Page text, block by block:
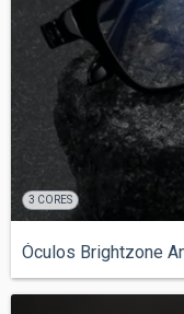
3 CORES
Óculos Brightzone